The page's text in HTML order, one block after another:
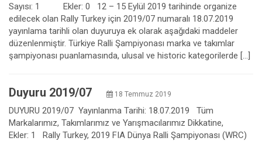
Sayısı: 1 Ekler: 0 12 – 15 Eylül 2019 tarihinde organize
edilecek olan Rally Turkey için 2019/07 numaralı 18.07.2019
yayınlama tarihli olan duyuruya ek olarak aşağıdaki maddeler
düzenlenmiştir. Türkiye Ralli Şampiyonası marka ve takımlar
şampiyonası puanlamasında, ulusal ve historic kategorilerde […]
Duyuru 2019/07 18 Temmuz 2019
DUYURU 2019/07 Yayınlanma Tarihi: 18.07.2019 Tüm
Markalarımız, Takımlarımız ve Yarışmacılarımız Dikkatine,
Ekler: 1 Rally Turkey, 2019 FIA Dünya Ralli Şampiyonası (WRC)